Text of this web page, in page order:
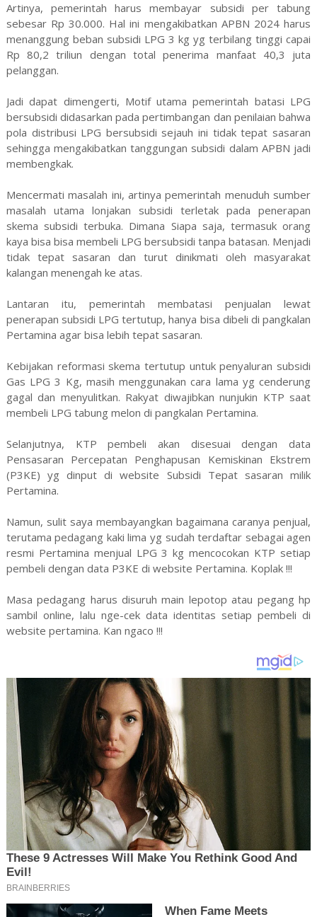
Artinya, pemerintah harus membayar subsidi per tabung
sebesar Rp 30.000. Hal ini mengakibatkan APBN 2024 harus
menanggung beban subsidi LPG 3 kg yg terbilang tinggi capai
Rp 80,2 triliun dengan total penerima manfaat 40,3 juta
pelanggan.
Jadi dapat dimengerti, Motif utama pemerintah batasi LPG
bersubsidi didasarkan pada pertimbangan dan penilaian bahwa
pola distribusi LPG bersubsidi sejauh ini tidak tepat sasaran
sehingga mengakibatkan tanggungan subsidi dalam APBN jadi
membengkak.
Mencermati masalah ini, artinya pemerintah menuduh sumber
masalah utama lonjakan subsidi terletak pada penerapan
skema subsidi terbuka. Dimana Siapa saja, termasuk orang
kaya bisa bisa membeli LPG bersubsidi tanpa batasan. Menjadi
tidak tepat sasaran dan turut dinikmati oleh masyarakat
kalangan menengah ke atas.
Lantaran itu, pemerintah membatasi penjualan lewat
penerapan subsidi LPG tertutup, hanya bisa dibeli di pangkalan
Pertamina agar bisa lebih tepat sasaran.
Kebijakan reformasi skema tertutup untuk penyaluran subsidi
Gas LPG 3 Kg, masih menggunakan cara lama yg cenderung
gagal dan menyulitkan. Rakyat diwajibkan nunjukin KTP saat
membeli LPG tabung melon di pangkalan Pertamina.
Selanjutnya, KTP pembeli akan disesuai dengan data
Pensasaran Percepatan Penghapusan Kemiskinan Ekstrem
(P3KE) yg dinput di website Subsidi Tepat sasaran milik
Pertamina.
Namun, sulit saya membayangkan bagaimana caranya penjual,
terutama pedagang kaki lima yg sudah terdaftar sebagai agen
resmi Pertamina menjual LPG 3 kg mencocokan KTP setiap
pembeli dengan data P3KE di website Pertamina. Koplak !!!
Masa pedagang harus disuruh main lepotop atau pegang hp
sambil online, lalu nge-cek data identitas setiap pembeli di
website pertamina. Kan ngaco !!!